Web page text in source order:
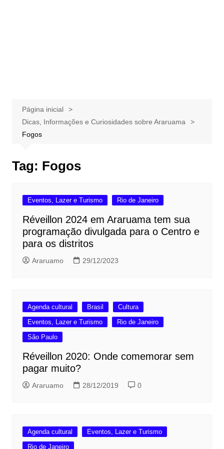
Página inicial
Dicas, Informações e Curiosidades sobre Araruama
Fogos
Tag: Fogos
Eventos, Lazer e Turismo Rio de Janeiro
Réveillon 2024 em Araruama tem sua
programação divulgada para o Centro e
para os distritos
Araruamo 29/12/2023
Agenda cultural Brasil
Cultura
Eventos, Lazer e Turismo
Rio de Janeiro
São Paulo
Réveillon 2020: Onde comemorar sem
pagar muito?
Araruamo 28/12/2019 0
Agenda cultural
Eventos, Lazer e Turismo
Rio de Janeiro